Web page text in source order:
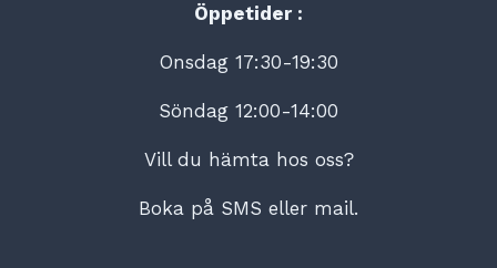
Öppetider :
Onsdag 17:30-19:30
Söndag 12:00-14:00
Vill du hämta hos oss?
Boka på SMS eller mail.